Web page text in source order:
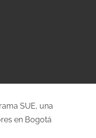
SUE, una
en Bogotá